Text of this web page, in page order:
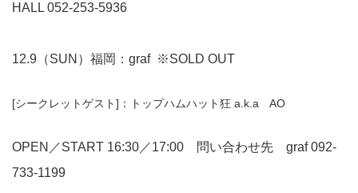
HALL052-253-5936
12.9（SUN）福岡：graf ※SOLD OUT
[シークレットゲスト]：トップハムハット狂 a.k.a AO
OPEN／START 16:30／17:00 問い合わせ先 graf092-
733-1199